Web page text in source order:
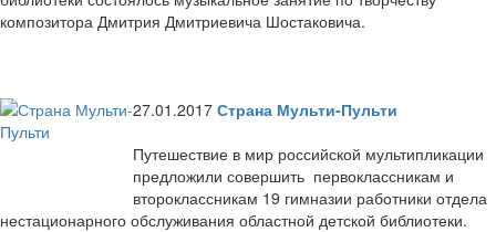
композитора Дмитрия Дмитриевича Шостаковича.
27.01.2017 Страна Мульти-Пульти
Путешествие в мир российской мультипликации
предложили совершить первоклассникам и
второклассникам 19 гимназии работники отдела
нестационарного обслуживания областной детской библиотеки.